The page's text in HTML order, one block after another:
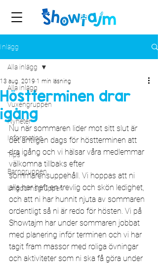
Inlägg
Alla inlägg
Vuxengruppen
Nyheter
Information
Tips
Barngruppen
Ungdomsgruppen
Alla inlägg
Höstterminen drar
igång
13 aug. 2019 1 min läsning
Nu när sommaren lider mot sitt slut är
det äntligen dags för höstterminen att
dra igång och vi hälsar våra medlemmar
välkomna tillbaks efter
sommarensuppehåll. Vi hoppas att ni
alla har haft en trevlig och skön ledighet,
och att ni har hunnit njuta av sommaren
ordentligt så ni är redo för hösten. Vi på
Showtajm har under sommaren jobbat
med planering inför terminen och vi har
tagit fram massor med roliga övningar
och aktiviteter som ni ska få göra under